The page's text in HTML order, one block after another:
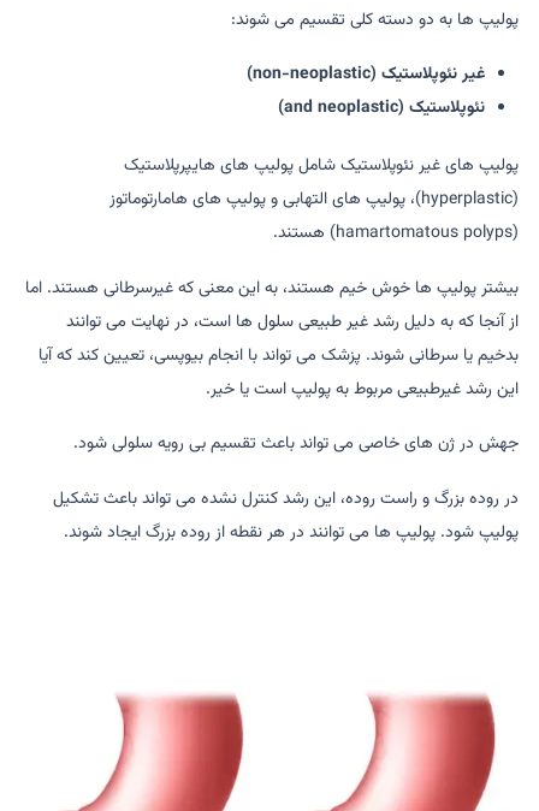
پولیپ ها به دو دسته کلی تقسیم می شوند:
غیر نئوپلاستیک (non-neoplastic)
نئوپلاستیک (and neoplastic)
پولیپ های غیر نئوپلاستیک شامل پولیپ های هایپرپلاستیک
(hyperplastic)، پولیپ های التهابی و پولیپ های هامارتوماتوز
(hamartomatous polyps) هستند.
بیشتر پولیپ ها خوش خیم هستند، به این معنی که غیرسرطانی هستند. اما
از آنجا که به دلیل رشد غیر طبیعی سلول ها است، در نهایت می توانند
بدخیم یا سرطانی شوند. پزشک می تواند با انجام بیوپسی، تعیین کند که آیا
این رشد غیرطبیعی مربوط به پولیپ است یا خیر.
جهش در ژن های خاصی می تواند باعث تقسیم بی رویه سلولی شود.
در روده بزرگ و راست روده، این رشد کنترل نشده می تواند باعث تشکیل
پولیپ شود. پولیپ ها می توانند در هر نقطه از روده بزرگ ایجاد شوند.